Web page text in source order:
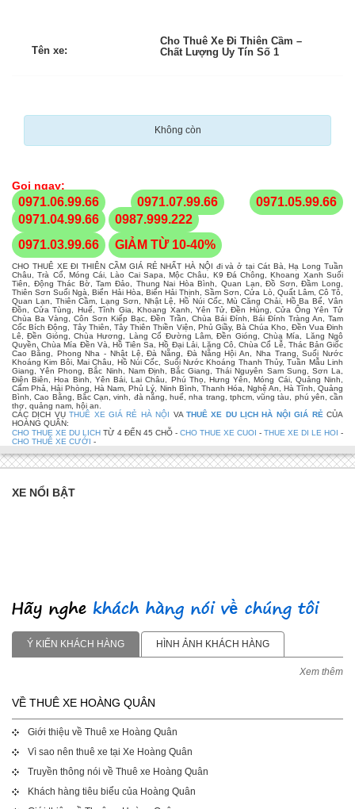
Tên xe:
Cho Thuê Xe Đi Thiên Cầm –
Chất Lượng Uy Tín Số 1
Không còn
Gọi ngay:
0971.06.99.66 0971.07.99.66
0971.05.99.66
0971.04.99.66
0987.999.222
0971.03.99.66
GIẢM TỪ 10-40%
CHO THUÊ XE ĐI THIÊN CẦM GIÁ RẺ NHẤT HÀ NỘI đi và ở tại Cát Bà, Hạ Long Tuần
Châu, Trà Cổ, Móng Cái, Lào Cai Sapa, Mộc Châu, K9 Đá Chông, Khoang Xanh Suối
Tiên, Động Thác Bờ, Tam Đảo, Thung Nai Hòa Bình, Quan Lạn, Đồ Sơn, Đầm Long,
Thiên Sơn Suối Ngà, Biển Hải Hòa, Biển Hải Thịnh, Sầm Sơn, Cửa Lò, Quất Lâm, Cô Tô,
Quan Lạn, Thiên Cầm, Lạng Sơn, Nhật Lệ, Hồ Núi Cốc, Mù Căng Chải, Hồ Ba Bể, Vân
Đồn, Cửa Tùng, Huế, Tĩnh Gia, Khoang Xanh, Yên Tử, Đền Hùng, Cửa Ông Yên Tử
Chùa Ba Vàng, Côn Sơn Kiếp Bạc, Đền Trần, Chùa Bái Đính, Bái Đính Tràng An, Tam
Cốc Bích Động, Tây Thiên, Tây Thiên Thiền Viện, Phủ Giầy, Bà Chúa Kho, Đền Vua Đinh
Lê, Đền Gióng, Chùa Hương, Làng Cổ Đường Lâm, Đền Gióng, Chùa Mía, Lăng Ngô
Quyền, Chùa Mía Đền Và, Hồ Tiên Sa, Hồ Đại Lải, Lăng Cô, Chùa Cổ Lễ, Thác Bản Giốc
Cao Bằng, Phong Nha - Nhật Lệ, Đà Nẵng, Đà Nẵng Hội An, Nha Trang, Suối Nước
Khoáng Kim Bôi, Mai Châu, Hồ Núi Cốc, Suối Nước Khoáng Thanh Thủy, Tuần Mẫu Linh
Giang, Yên Phong, Bắc Ninh, Nam Định, Bắc Giang, Thái Nguyên Sam Sung, Sơn La,
Điện Biên, Hoa Binh, Yên Bái, Lai Châu, Phú Thọ, Hưng Yên, Móng Cái, Quảng Ninh,
Cẩm Phả, Hải Phòng, Hà Nam, Phủ Lý, Ninh Bình, Thanh Hóa, Nghệ An, Hà Tĩnh, Quảng
Bình, Cao Bằng, Bắc Cạn, vinh, đà nẵng, huế, nha trang, tphcm, vũng tàu, phú yên, cần
thơ, quảng nam, hội an.
CÁC DỊCH VỤTHUÊ XE GIÁ RẺ HÀ NỘI VA THUÊ XE DU LỊCH HÀ NỘI GIÁ RẺ CỦA
HOÀNG QUÂN:
CHO THUE XE DU LICH TỪ 4 ĐẾN 45 CHỖ - CHO THUE XE CUOI - THUE XE DI LE HOI -
CHO THUÊ XE CƯỚI -
XE NỔI BẬT
Ý KIẾN KHÁCH HÀNG HÌNH ẢNH KHÁCH HÀNG
Xem thêm
VỀ THUÊ XE HOÀNG QUÂN
Giới thiệu về Thuê xe Hoàng Quân
Vì sao nên thuê xe tại Xe Hoàng Quân
Truyền thông nói về Thuê xe Hoàng Quân
Khách hàng tiêu biểu của Hoàng Quân